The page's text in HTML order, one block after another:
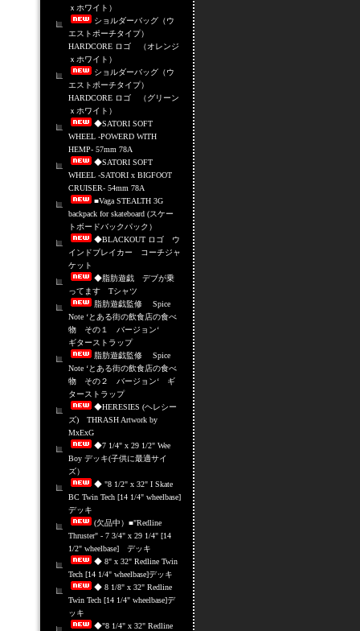
ｘホワイト）
ショルダーバッグ（ウ
エストポーチタイプ）
HARDCORE ロゴ （オレンジ
ｘホワイト）
ショルダーバッグ（ウ
エストポーチタイプ）
HARDCORE ロゴ （グリーン
ｘホワイト）
◆SATORI SOFT
WHEEL -POWERD WITH
HEMP- 57mm 78A
◆SATORI SOFT
WHEEL -SATORI x BIGFOOT
CRUISER- 54mm 78A
■Vaga STEALTH 3G
backpack for skateboard (スケー
トボードバックパック）
◆BLACKOUT ロゴ ウ
インドブレイカー コーチジャ
ケット
◆脂肪遊戯 デブが乗
ってます Tシャツ
脂肪遊戯監修 Spice
Note ‘とある街の飲食店の食べ
物 その１ バージョン‘
ギターストラップ
脂肪遊戯監修 Spice
Note ‘とある街の飲食店の食べ
物 その２ バージョン‘ ギ
ターストラップ
◆HERESIES (ヘレシー
ズ) THRASH Artwork by
MxExG
◆7 1/4" x 29 1/2" Wee
Boy デッキ(子供に最適サイ
ズ）
◆ "8 1/2" x 32" I Skate
BC Twin Tech [14 1/4" wheelbase]
デッキ
(欠品中）■"Redline
Thruster" - 7 3/4" x 29 1/4" [14
1/2" wheelbase] デッキ
◆ 8" x 32" Redline Twin
Tech [14 1/4" wheelbase]デッキ
◆ 8 1/8" x 32" Redline
Twin Tech [14 1/4" wheelbase]デ
ッキ
◆"8 1/4" x 32" Redline